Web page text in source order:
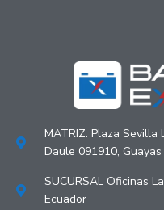
MATRIZ: Plaza Sevilla
Daule 091910, Guayas
SUCURSAL Oficinas
Ecuador